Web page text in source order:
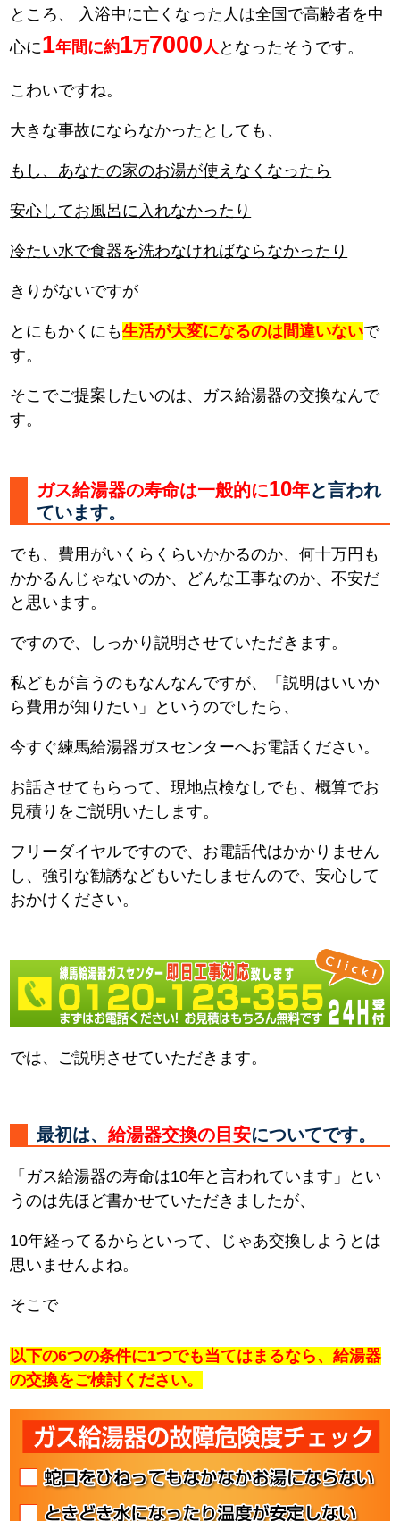
ところ、
入浴中に亡くなった人は全国で高齢者を中
心に1年間に約1万7000 人 となったそうです。
こわいですね。
大きな事故にならなかったとしても、
もし、あなたの家のお湯が使えなくなったら
安心してお風呂に入れなかったり
冷たい水で食器を洗わなければならなかったり
きりがないですが
とにもかくにも生活が大変になるのは間違いないで
す。
そこでご提案したいのは、ガス給湯器の交換なんで
す。
ガス給湯器の寿命は一般的に10年と言われ
ています。
でも、費用がいくらくらいかかるのか、何十万円も
かかるんじゃないのか、どんな工事なのか、不安だ
と思います。
ですので、しっかり説明させていただきます。
私どもが言うのもなんなんですが、「説明はいいか
ら費用が知りたい」というのでしたら、
今すぐ練馬給湯器ガスセンターへお電話ください。
お話させてもらって、現地点検なしでも、概算でお
見積りをご説明いたします。
フリーダイヤルですので、お電話代はかかりません
し、強引な勧誘などもいたしませんので、安心して
おかけください。
では、ご説明させていただきます。
最初は、給湯器交換の目安についてです。
「ガス給湯器の寿命は10年と言われています」とい
うのは先ほど書かせていただきましたが、
10年経ってるからといって、じゃあ交換しようとは
思いませんよね。
そこで
以下の6つの条件に1つでも当てはまるなら、給湯器
の交換をご検討ください。